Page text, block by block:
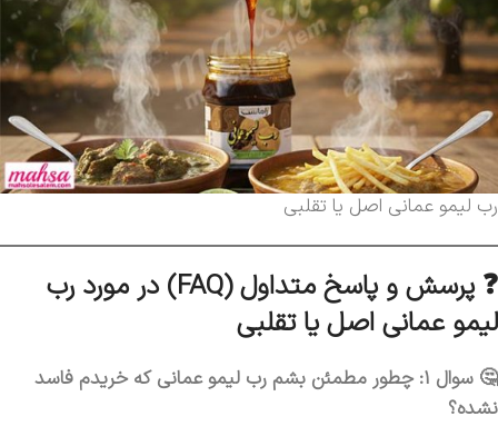
رب لیمو عمانی اصل یا تقلبی
❓ پرسش و پاسخ متداول (FAQ) در مورد رب
لیمو عمانی اصل یا تقلبی
🤔 سوال 1: چطور مطمئن بشم رب لیمو عمانی که خریدم فاسد
نشده؟